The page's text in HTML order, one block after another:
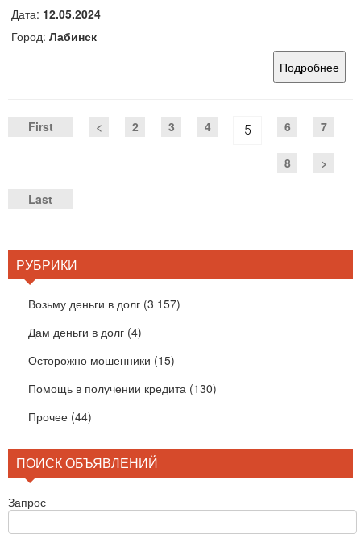
Дата: 12.05.2024
Город: Лабинск
Подробнее
First < 2 3 4 5 6 7
8 >
Last
РУБРИКИ
Возьму деньги в долг (3 157)
Дам деньги в долг (4)
Осторожно мошенники (15)
Помощь в получении кредита (130)
Прочее (44)
ПОИСК ОБЪЯВЛЕНИЙ
Запрос